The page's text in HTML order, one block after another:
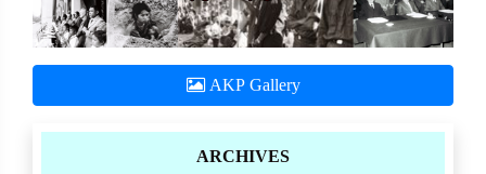
AKP Gallery
ARCHIVES